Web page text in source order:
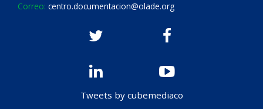
Correo: centro.documentacion@olade.org
Tweets by cubemediaco